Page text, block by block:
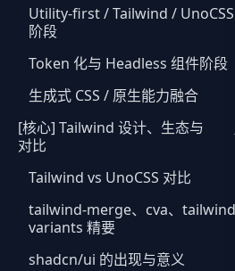
Utility-first / Tailwind / UnoCSS
阶段
Token 化与 Headless 组件阶段
生成式 CSS / 原生能力融合
[核心] Tailwind 设计、生态与
对比
Tailwind vs UnoCSS 对比
tailwind-merge、cva、
variants 精要
shadcn/ui 的出现与意义